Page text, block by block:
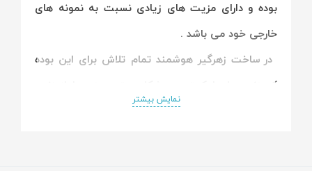
بوده و دارای مزیت های زیادی نسبت به نمونه های
خارجی خود می باشد .
در ساخت زهرگیر هوشمند تمام تلاش برای این بوده
که زنبور دار با کمترین مشکل بهترین زهر را از زنبور
استحصال نماید. در این دستگاه از قابلیت بروز رسانی
نمایش بیشتر